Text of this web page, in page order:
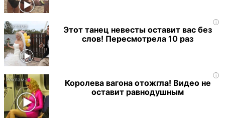
i
Этот танец невесты оставит вас без
слов! Пересмотрела 10 раз
i
Королева вагона отожгла! Видео не
оставит равнодушным